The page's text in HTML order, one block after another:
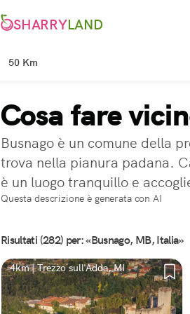
SHARRYLAND
50 Km
Cosa fare
Busnago è un comune della
trova nella pianura padana.
è un luogo tranquillo e
Questa descrizione è generata con AI
Risultati (282) per: «Busnago, MB, Italia»
4km | Trezzo sull'Adda, MI